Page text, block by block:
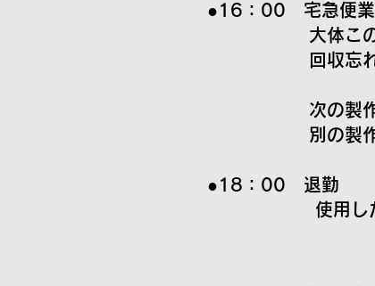
●16：00 宅急便業
大体この時間に
回収忘れがな
次の製作につ
別の製作が後日
●18：00 退勤
使用した場所